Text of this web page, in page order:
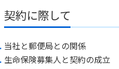
ご契約内容の確認
お客さまに関する情報等
ご契約手続きの流れ
健康情報
かんぽブランド
契約に際して
当社と郵便局との関係
生命保険募集人と契約の成立